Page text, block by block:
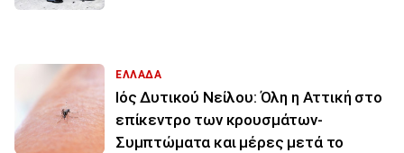
ΕΛΛΑΔΑ
Ιός Δυτικού Νείλου: Όλη η Αττική στο
επίκεντρο των κρουσμάτων-
Συμπτώματα και μέρες μετά το